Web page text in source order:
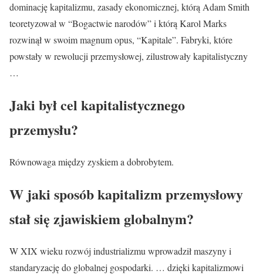
dominację kapitalizmu, zasady ekonomicznej, którą Adam Smith
teoretyzował w “Bogactwie narodów” i którą Karol Marks
rozwinął w swoim magnum opus, “Kapitale”. Fabryki, które
powstały w rewolucji przemysłowej, zilustrowały kapitalistyczny
…
Jaki był cel kapitalistycznego
przemysłu?
Równowaga między zyskiem a dobrobytem.
W jaki sposób kapitalizm przemysłowy
stał się zjawiskiem globalnym?
W XIX wieku rozwój industrializmu wprowadził maszyny i
standaryzację do globalnej gospodarki. … dzięki kapitalizmowi